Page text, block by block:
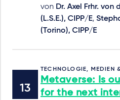
von Dr. Axel Frhr. von
(L.S.E.), CIPP/E,
(Torino), CIPP/E
TECHNOLOGIE, MEDIEN
Metaverse: Is
for the next